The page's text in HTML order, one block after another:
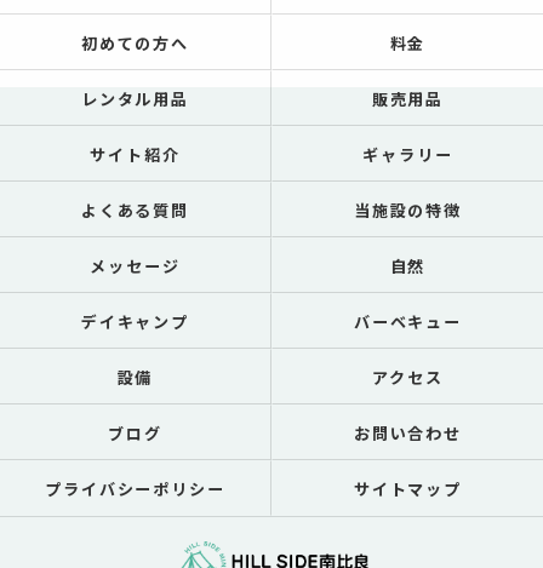
初めての方へ 料金
レンタル用品 販売用品
サイト紹介 ギャラリー
よくある質問 当施設の特徴
メッセージ 自然
デイキャンプ バーベキュー
設備 アクセス
ブログ お問い合わせ
プライバシーポリシー サイトマップ